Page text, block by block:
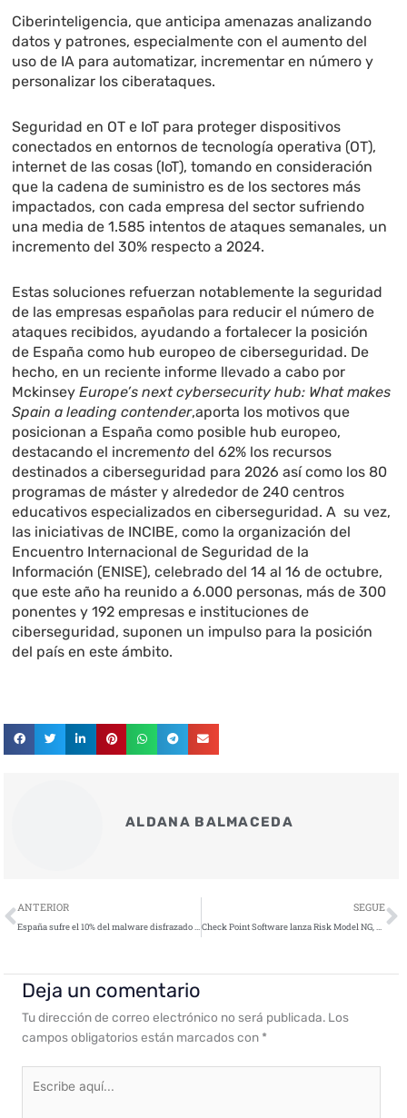
Ciberinteligencia, que anticipa amenazas analizando
datos y patrones, especialmente con el aumento del
uso de IA para automatizar, incrementar en número y
personalizar los ciberataques.
Seguridad en OT e IoT para proteger dispositivos
conectados en entornos de tecnología operativa (OT),
internet de las cosas (IoT), tomando en consideración
que la cadena de suministro es de los sectores más
impactados, con cada empresa del sector sufriendo
una media de 1.585 intentos de ataques semanales, un
incremento del 30% respecto a 2024.
Estas soluciones refuerzan notablemente la seguridad
de las empresas españolas para reducir el número de
ataques recibidos, ayudando a fortalecer la posición
de España como hub europeo de ciberseguridad. De
hecho, en un reciente informe llevado a cabo por
Mckinsey Europe’s next cybersecurity hub: What makes
Spain a leading contender,aporta los motivos que
posicionan a España como posible hub europeo,
destacando el incremento del 62% los recursos
destinados a ciberseguridad para 2026 así como los 80
programas de máster y alrededor de 240 centros
educativos especializados en ciberseguridad. A su vez,
las iniciativas de INCIBE, como la organización del
Encuentro Internacional de Seguridad de la
Información (ENISE), celebrado del 14 al 16 de octubre,
que este año ha reunido a 6.000 personas, más de 300
ponentes y 192 empresas e instituciones de
ciberseguridad, suponen un impulso para la posición
del país en este ámbito.
ALDANA BALMACEDA
Ant
ANTERIOR
España sufre el 10% del malware disfrazado que afecta a pymes en Europa
SEGUE
Check Point Software lanza Risk Model NG, un nuevo motor de detección phishing basado en IA
Deja un comentario
Tu dirección de correo electrónico no será publicada. Los
campos obligatorios están marcados con *
aquí...